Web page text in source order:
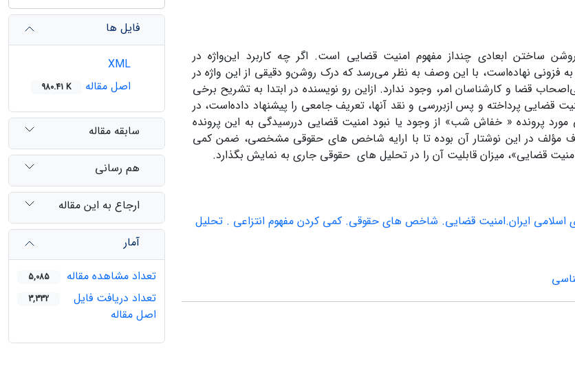
ساختن‌ ابعادی‌ چنداز مفهوم‌ امنیت‌ قضایی‌ است‌. اگر چه‌ کاربرد این‌واژه‌ در
به‌ فزونی‌ نهاده‌است‌، با این‌ وصف‌ به‌ نظر می‌رسد که‌ درک‌ روشن‌و دقیقی‌ از این‌ واژه‌ در
قضا و کارشناسان‌ امر، وجود ندارد. ازاین‌ رو نویسنده‌ در ابتدا به‌ تشریح‌ برخی‌
قضایی‌ پرداخته‌ و پس‌ ازبررسی‌ و نقد آنها، تعریف‌ جامعی‌ را پیشنهاد داده‌است‌، در
مورد پرونده‌ « خفاش‌ شب‌» از وجود یا نبود امنیت‌ قضایی‌ دررسیدگی‌ به‌ این‌ پرونده‌
در این‌ نوشتار آن‌ بوده‌ تا با ارایه‌ شاخص های‌ حقوقی‌ مشخصی‌، ضمن‌ کمی‌
قضایی‌»، میزان‌ قابلیت‌ آن‌ را در تحلیل های‌ حقوقی‌ جاری‌ به‌ نمایش‌ بگذارد.
اسلامی‌ ایران‌.امنیت قضایی. شاخص های حقوقی. کمی کردن مفهوم انتزاعی . تحلیل
فایل ها
اصل مقاله
980.41 K
سابقه مقاله
هم رسانی
ارجاع به این مقاله
آمار
تعداد مشاهده مقاله
5,085
تعداد دریافت فایل
اصل مقاله
3,332